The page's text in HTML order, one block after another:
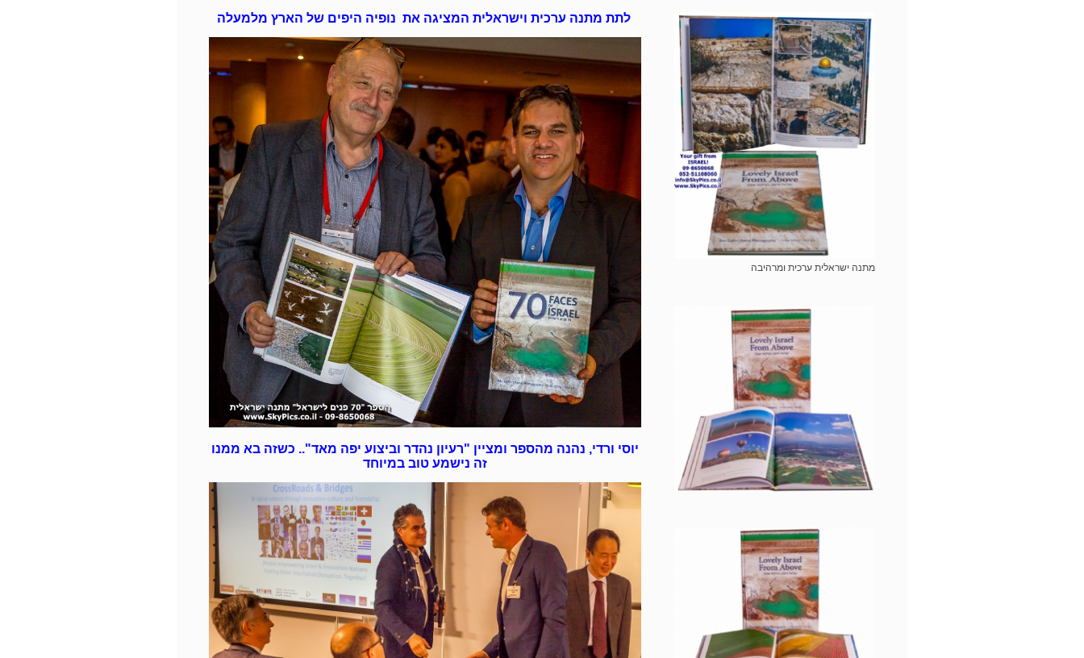
לתת מתנה ערכית וישראלית המציגה את נופיה היפים של הארץ מלמעלה
יוסי ורדי, נהנה מהספר ומציין "רעיון נהדר וביצוע יפה מאד".. כשזה בא ממנו
זה נישמע טוב במיוחד
מתנה ישראלית ערכית ומרהיבה